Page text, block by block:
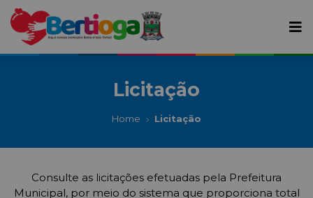
Licitação
Home Licitação
Consulte as licitações efetuadas pela Prefeitura
Municipal, por meio do sistema que proporciona total